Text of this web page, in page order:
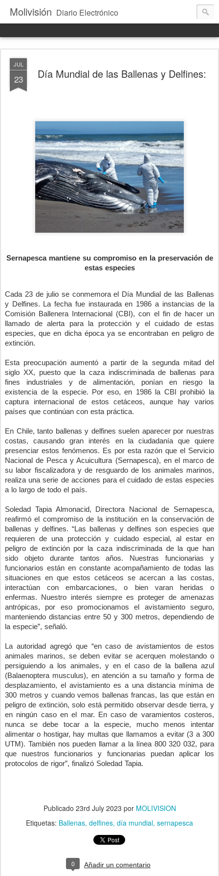
Molivisión Diario Electrónico
JUL
23 Día Mundial de las Ballenas y Delfines:
Sernapesca mantiene su compromiso en la preservación de
estas especies
Cada 23 de julio se conmemora el Día Mundial de las Ballenas
y Delfines. La fecha fue instaurada en 1986 a instancias de la
Comisión Ballenera Internacional (CBI), con el fin de hacer un
llamado de alerta para la protección y el cuidado de estas
especies, que en dicha época ya se encontraban en peligro de
extinción.
Esta preocupación aumentó a partir de la segunda mitad del
siglo XX, puesto que la caza indiscriminada de ballenas para
fines industriales y de alimentación, ponían en riesgo la
existencia de la especie. Por eso, en 1986 la CBI prohibió la
captura internacional de estos cetáceos, aunque hay varios
países que continúan con esta práctica.
En Chile, tanto ballenas y delfines suelen aparecer por nuestras
costas, causando gran interés en la ciudadanía que quiere
presenciar estos fenómenos. Es por esta razón que el Servicio
Nacional de Pesca y Acuicultura (Sernapesca), en el marco de
su labor fiscalizadora y de resguardo de los animales marinos,
realiza una serie de acciones para el cuidado de estas especies
a lo largo de todo el país.
Soledad Tapia Almonacid, Directora Nacional de Sernapesca,
reafirmó el compromiso de la institución en la conservación de
ballenas y delfines. “Las ballenas y delfines son especies que
requieren de una protección y cuidado especial, al estar en
peligro de extinción por la caza indiscriminada de la que han
sido objeto durante tantos años. Nuestras funcionarias y
funcionarios están en constante acompañamiento de todas las
situaciones en que estos cetáceos se acercan a las costas,
interactúan con embarcaciones, o bien varan heridas o
enfermas. Nuestro interés siempre es proteger de amenazas
antrópicas, por eso promocionamos el avistamiento seguro,
manteniendo distancias entre 50 y 300 metros, dependiendo de
la especie”, señaló.
La autoridad agregó que “en caso de avistamientos de estos
animales marinos, se deben evitar se acerquen molestando o
persiguiendo a los animales, y en el caso de la ballena azul
(Balaenoptera musculus), en atención a su tamaño y forma de
desplazamiento, el avistamiento es a una distancia mínima de
300 metros y cuando vemos ballenas francas, las que están en
peligro de extinción, solo está permitido observar desde tierra, y
en ningún caso en el mar. En caso de varamientos costeros,
nunca se debe tocar a la especie, mucho menos intentar
alimentar o hostigar, hay multas que llamamos a evitar (3 a 300
UTM). También nos pueden llamar a la línea 800 320 032, para
que nuestros funcionarios y funcionarias puedan aplicar los
protocolos de rigor”, finalizó Soledad Tapia.
Publicado 23rd July 2023 por MOLIVISION
Etiquetas: Ballenas delfines día mundial sernapesca
0 Añadir un comentario